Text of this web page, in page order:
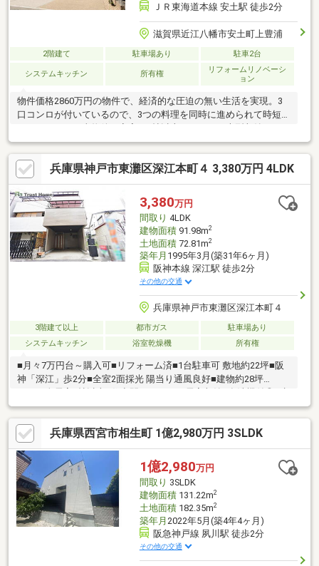
ＪＲ東海道本線 安土駅 徒歩2分
滋賀県近江八幡市安土町上豊浦
2階建て 駐車場あり 駐車2台
システムキッチン 所有権
リフォームリノベーシ
ョン
物件価格2860万円の物件で、経済的な圧迫の無い生活を実現。3
口コンロが付いているので、3つの料理を同時に進められて時短に
つながります。当物件の寝室は8帖以上あります。大型収納スペー
スのウォークインクロゼットはこちらです。お子様のいるご家庭
にもお勧め。伸び伸びと生活できる中古戸建て物件がコチラで
す。システムキッチンは使いやすく汚れにくいのでご好評です。
生活の中では、欠かせない車を2台も駐車可能で便利です。
兵庫県神戸市東灘区深江本町４ 3,380万円 4LDK
3,380万円
間取り 4LDK
建物面積91.98m2
土地面積72.81m2
築年月 1995年3月(築31年6ヶ月)
阪神本線 深江駅 徒歩2分
その他の交通
兵庫県神戸市東灘区深江本町４
3階建て以上 都市ガス
駐車場あり
システムキッチン
浴室乾燥機 所有権
■月々7万円台～購入可■リフォーム済■1台駐車可 敷地約22坪■阪
神「深江」歩2分■全室2面採光 陽当り通風良好■建物約28坪
活動線良好！お手洗い×2ヶ所■宅配ボックス有■小・中学校、スー
パー、病院が徒歩10分圏内〈令和7年11月リフォーム内容〉・外
壁・屋根塗装・バルコニー防水工事・キッチン新調・浴室リペ
ア・洗面台新調・トイレ新調・クロス貼替・フロアタイル貼替・
畳新調、襖張替などお家探しは、『物件掲載数No.1』のトラスト
ホームにお任せください！ 0120-39-7710
兵庫県西宮市相生町 1億2,980万円 3SLDK
1億2,980万円
間取り 3SLDK
建物面積131.22m2
土地面積182.35m2
築年月 2022年5月(築4年4ヶ月)
阪急神戸線 夙川駅 徒歩2分
その他の交通